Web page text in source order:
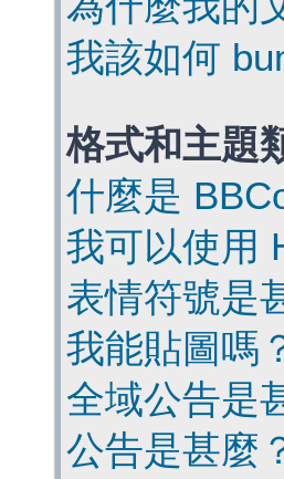
我該如何
格式和主題
什麼是
我可以使用
表情符號是
我能貼圖嗎
全域公告是
公告是甚麼